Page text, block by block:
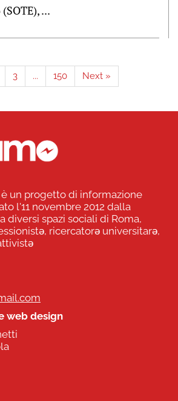
...
3 ... 150 Next »
è un progetto di informazione
l'11 novembre 2012 dalla
diversi spazi sociali di Roma,
ricercatorə universitarə,
web design